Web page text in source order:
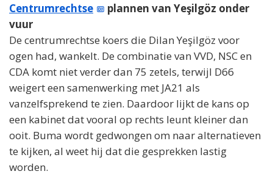
Centrumrechtse
plannen van Yeşilgöz onder
vuur
De centrumrechtse koers die Dilan Yeşilgöz voor
ogen had, wankelt. De combinatie van VVD, NSC en
CDA komt niet verder dan 75 zetels, terwijl D66
weigert een samenwerking met JA21 als
vanzelfsprekend te zien. Daardoor lijkt de kans op
een kabinet dat vooral op rechts leunt kleiner dan
ooit. Buma wordt gedwongen om naar alternatieven
te kijken, al weet hij dat die gesprekken lastig
worden.